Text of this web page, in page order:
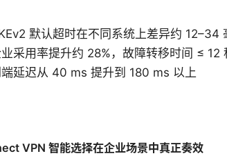
默认超时在不同系统上差异约 12–34
采用率提升约 28%，故障转移时间 ≤ 12
延迟从 40 ms 提升到 180 ms 以上
VPN 智能选择在企业场景中真正奏效